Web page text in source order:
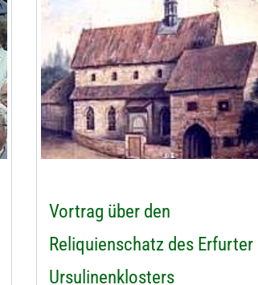
Vortrag über den
Reliquienschatz des Erfurter
Ursulinenklosters